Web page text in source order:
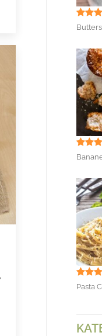
Pasta